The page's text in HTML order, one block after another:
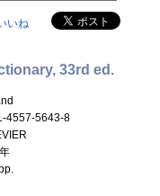
いね
33rd ed.
4557-5643-8